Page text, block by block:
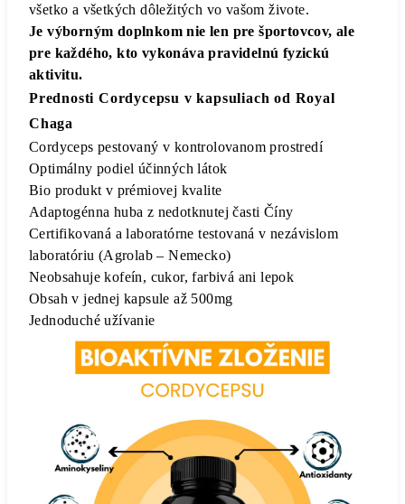
všetko a všetkých dôležitých vo vašom živote.
Je výborným doplnkom nie len pre športovcov, ale
pre každého, kto vykonáva pravidelnú fyzickú
aktivitu.
Prednosti Cordycepsu v kapsuliach od Royal
Chaga
Cordyceps pestovaný v kontrolovanom prostredí
Optimálny podiel účinných látok
Bio produkt v prémiovej kvalite
Adaptogénna huba z nedotknutej časti Číny
Certifikovaná a laboratórne testovaná v nezávislom
laboratóriu (Agrolab – Nemecko)
Neobsahuje kofeín, cukor, farbivá ani lepok
Obsah v jednej kapsule až 500mg
Jednoduché užívanie